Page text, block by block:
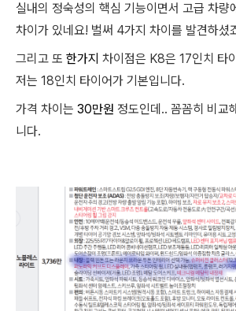
실내의 정숙성의 핵심 기능이면서 고급 차량
차이가 있네요! 벌써 4가지 차이를 발견하셨
그리고 또 한가지 차이점은 K8은 17인치 타
저는 18인치 타이어가 기본입니다.
가격 차이는 30만원 정도인데.. 꼼꼼히 비교
니다.